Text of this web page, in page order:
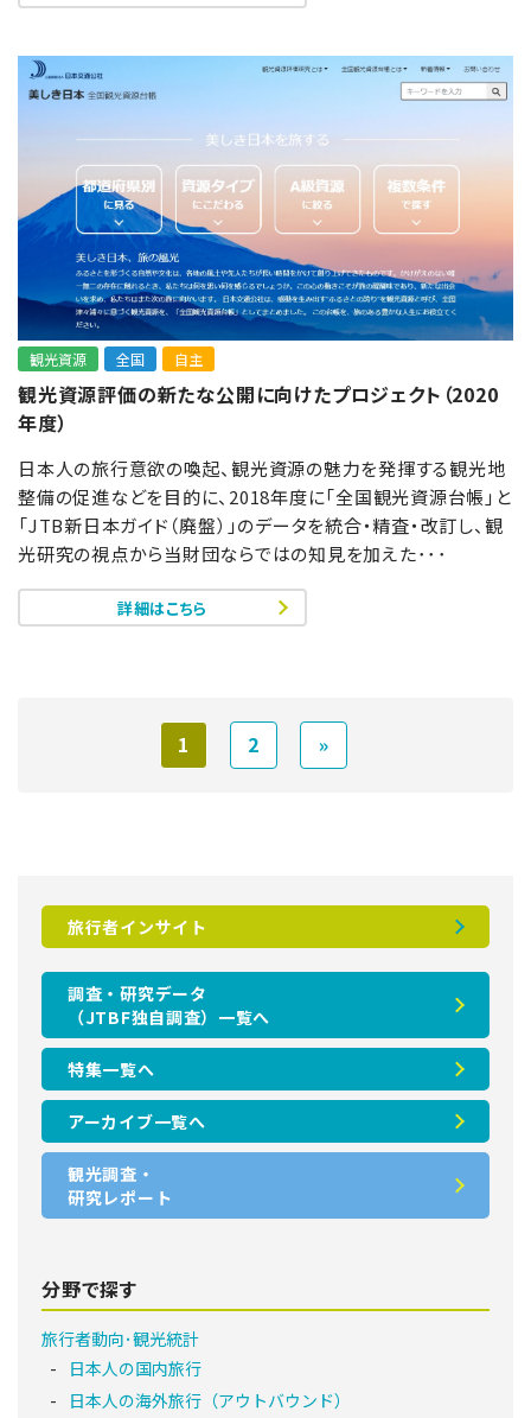
観光資源 全国 自主
観光資源評価の新たな公開に向けたプロジェクト（2020
年度）
日本人の旅行意欲の喚起、観光資源の魅力を発揮する観光地
整備の促進などを目的に、2018年度に「全国観光資源台帳」と
「JTB新日本ガイド（廃盤）」のデータを統合・精査・改訂し、観
光研究の視点から当財団ならではの知見を加えた･･･
詳細はこちら
1 2 »
旅行者インサイト
調査・研究データ
（JTBF独自調査）一覧へ
特集一覧へ
アーカイブ一覧へ
観光調査・
研究レポート
分野で探す
旅行者動向･観光統計
日本人の国内旅行
日本人の海外旅行（アウトバウンド）